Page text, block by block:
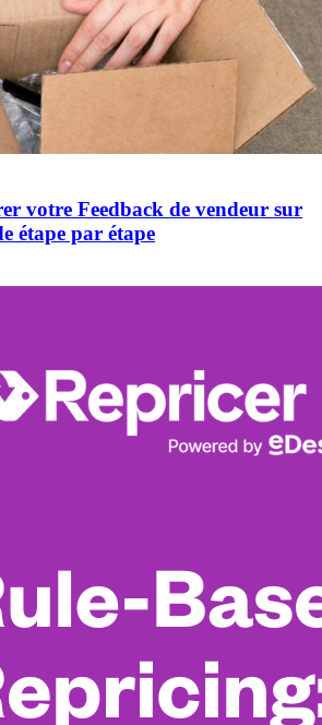
votre Feedback de vendeur sur
étape par étape